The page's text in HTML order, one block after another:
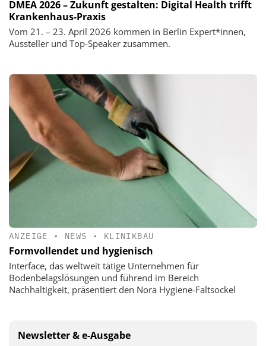
DMEA 2026 – Zukunft gestalten: Digital Health trifft
Krankenhaus-Praxis
Vom 21. – 23. April 2026 kommen in Berlin Expert*innen,
Aussteller und Top-Speaker zusammen.
ANZEIGE • NEWS • KLINIKBAU
Formvollendet und hygienisch
Interface, das weltweit tätige Unternehmen für
Bodenbelagslösungen und führend im Bereich
Nachhaltigkeit, präsentiert den Nora Hygiene-Faltsockel
Newsletter & e-Ausgabe